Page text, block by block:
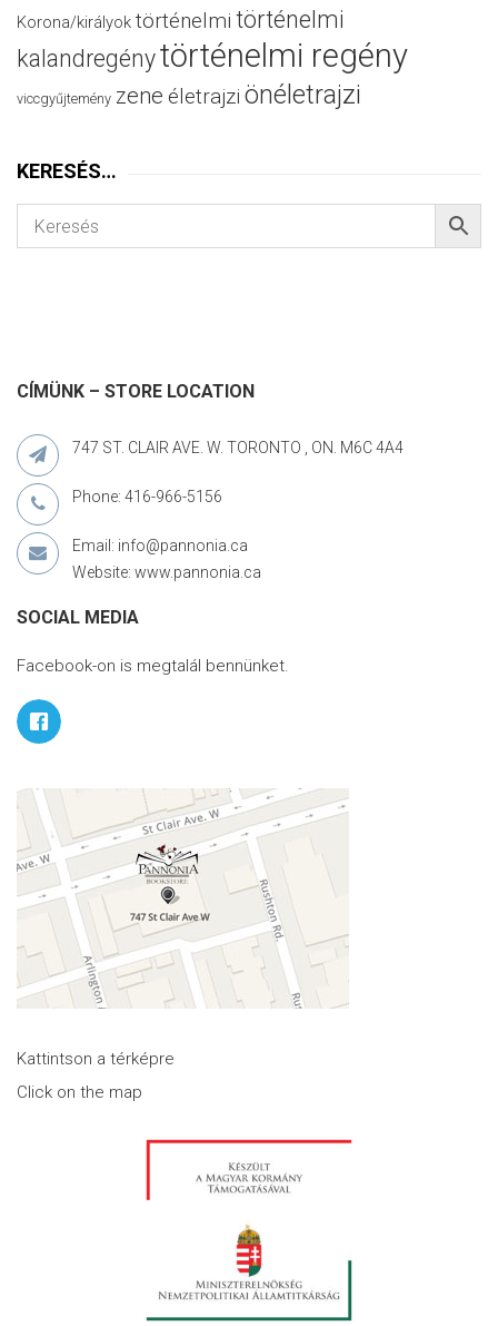
Korona/királyok történelmi történelmi
kalandregénytörténelmi regény
viccgyűjtemény zene életrajzi önéletrajzi
KERESÉS…
CÍMÜNK – STORE LOCATION
747 ST. CLAIR AVE. W. TORONTO , ON. M6C 4A4
Phone: 416-966-5156
Email: info@pannonia.ca
Website: www.pannonia.ca
SOCIAL MEDIA
Facebook-on is megtalál bennünket.
Kattintson a térképre
Click on the map